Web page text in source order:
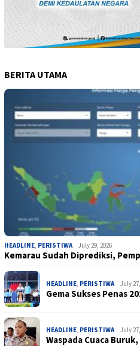
BERITA UTAMA
HEADLINE PERISTIWA July 29, 2026
Kemarau Sudah Diprediksi,
HEADLINE PERISTIWA July
Gema Sukses Penas
HEADLINE PERISTIWA July
Waspada Cuaca